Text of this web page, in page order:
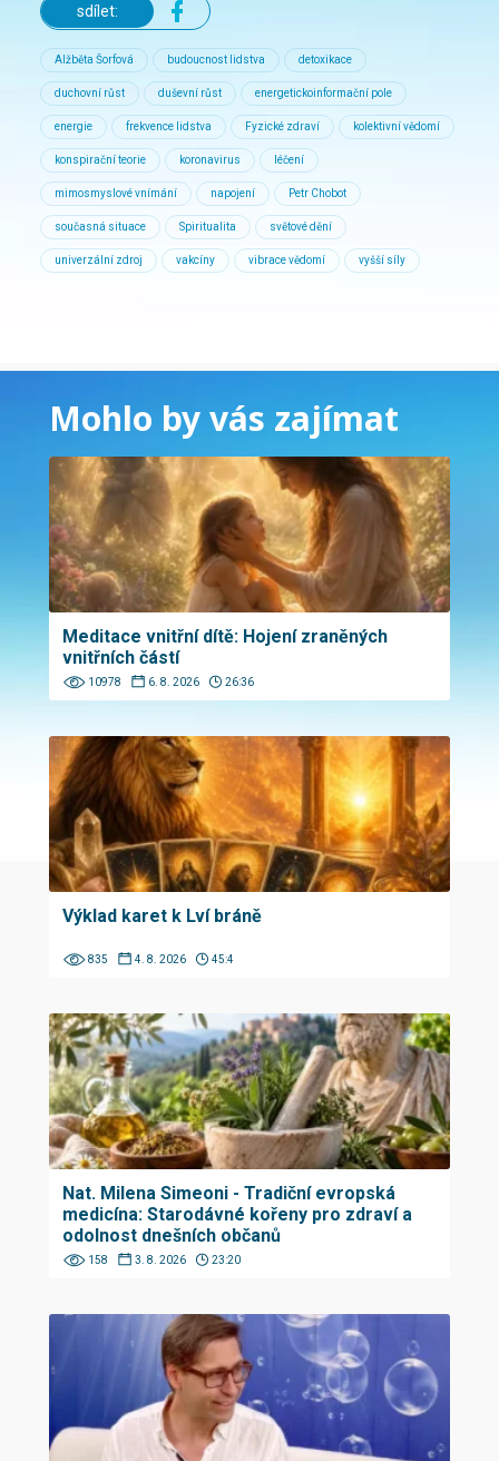
sdílet:
Alžběta Šorfová budoucnost lidstva detoxikace
duchovní růst duševní růst energetickoinformační pole
energie frekvence lidstva Fyzické zdraví kolektivní vědomí
konspirační teorie koronavirus léčení
mimosmyslové vnímání napojení Petr Chobot
současná situace Spiritualita světové dění
univerzální zdroj vakcíny vibrace vědomí vyšší síly
Mohlo by vás zajímat
Meditace vnitřní dítě: Hojení zraněných
vnitřních částí
10978 6. 8. 2026 26:36
Výklad karet k Lví bráně
835 4. 8. 2026 45:4
Nat. Milena Simeoni - Tradiční evropská
medicína: Starodávné kořeny pro zdraví a
odolnost dnešních občanů
158 3. 8. 2026 23:20